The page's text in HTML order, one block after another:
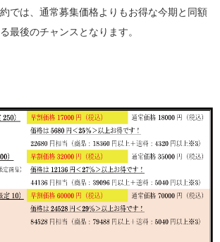
では、通常募集価格よりもお得な今期と同額
最後のチャンスとなります。